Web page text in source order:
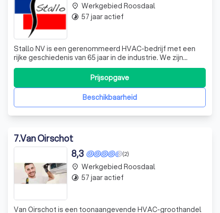
Stallo NV is een gerenommeerd HVAC-bedrijf met een
rijke geschiedenis van 65 jaar in de industrie. We zijn
gespecialiseerd in het installeren van HVAC-systemen
(Heating, Ventilation, Airconditioning) in grote openbare
en industriële gebouwen. Onze expertise en toewijding
aan kwaliteit hebben ons ondBeschikbaarheid
Prijsopgave
place Werkgebied Roosdaal
timelapse 57 jaar actief
7.Van Oirschot
(2)
8,3
Van Oirschot is een toonaangevende HVAC-groothandel
place Werkgebied Roosdaal
timelapse 57 jaar actief